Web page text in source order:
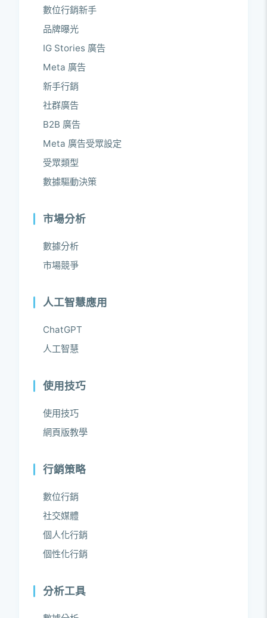
數位行銷新手
品牌曝光
IG Stories 廣告
Meta 廣告
新手行銷
社群廣告
B2B 廣告
Meta 廣告受眾設定
受眾類型
數據驅動決策
市場分析
數據分析
市場競爭
人工智慧應用
ChatGPT
人工智慧
使用技巧
使用技巧
網頁版教學
行銷策略
數位行銷
社交媒體
個人化行銷
個性化行銷
分析工具